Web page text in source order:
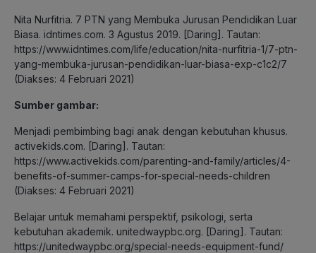
Nita Nurfitria. 7 PTN yang Membuka Jurusan Pendidikan Luar
Biasa. idntimes.com. 3 Agustus 2019. [Daring]. Tautan:
https://www.idntimes.com/life/education/nita-nurfitria-1/7-ptn-
yang-membuka-jurusan-pendidikan-luar-biasa-exp-c1c2/7
(Diakses: 4 Februari 2021)
Sumber gambar:
Menjadi pembimbing bagi anak dengan kebutuhan khusus.
activekids.com. [Daring]. Tautan:
https://www.activekids.com/parenting-and-family/articles/4-
benefits-of-summer-camps-for-special-needs-children
(Diakses: 4 Februari 2021)
Belajar untuk memahami perspektif, psikologi, serta
kebutuhan akademik. unitedwaypbc.org. [Daring]. Tautan:
https://unitedwaypbc.org/special-needs-equipment-fund/